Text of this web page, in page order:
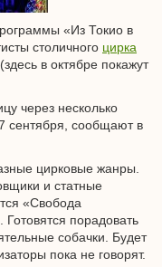
«Из Токио в
столичного цирка
в октябре покажут
через несколько
сентября, сообщают в
цирковые жанры.
и статные
«Свобода
порадовать
собачки. Будет
пока не говорят.